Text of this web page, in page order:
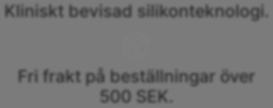
Kliniskt bevisad silikonteknologi.
Fri frakt på beställningar över
500 SEK.